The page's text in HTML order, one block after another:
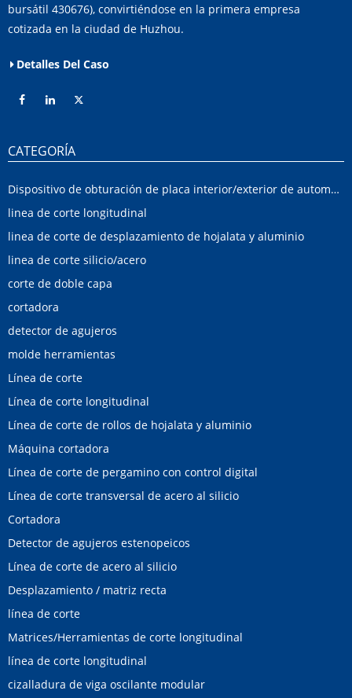
bursátil 430676), convirtiéndose en la primera empresa
cotizada en la ciudad de Huzhou.
Detalles Del Caso
CATEGORÍA
Dispositivo de obturación de placa interior/exterior de automóvil
linea de corte longitudinal
linea de corte de desplazamiento de hojalata y aluminio
linea de corte silicio/acero
corte de doble capa
cortadora
detector de agujeros
molde herramientas
Línea de corte
Línea de corte longitudinal
Línea de corte de rollos de hojalata y aluminio
Máquina cortadora
Línea de corte de pergamino con control digital
Línea de corte transversal de acero al silicio
Cortadora
Detector de agujeros estenopeicos
Línea de corte de acero al silicio
Desplazamiento / matriz recta
línea de corte
Matrices/Herramientas de corte longitudinal
línea de corte longitudinal
cizalladura de viga oscilante modular